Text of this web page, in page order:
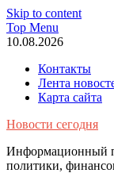
Skip to content
Top Menu
10.08.2026
Контакты
Лента
Карта сайта
Новости сегодня
Информационный
политики,